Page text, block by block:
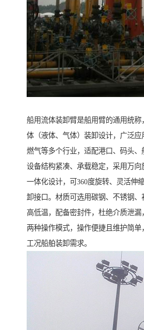
船用流体装卸臂是船用臂的通用统称
体（液体、气体）装卸设计，广泛应
燃气等多个行业，适配港口、码头、
设备结构紧凑、承载稳定，采用万向
一体化设计，可360度旋转、灵活伸
卸接口。材质可选用碳钢、不锈钢、
高低温，配备密封件，杜绝介质泄漏
两种操作模式，操作便捷且维护简
工况船舶装卸需求。